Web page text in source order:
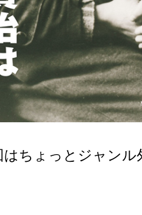
はちょっとジャン